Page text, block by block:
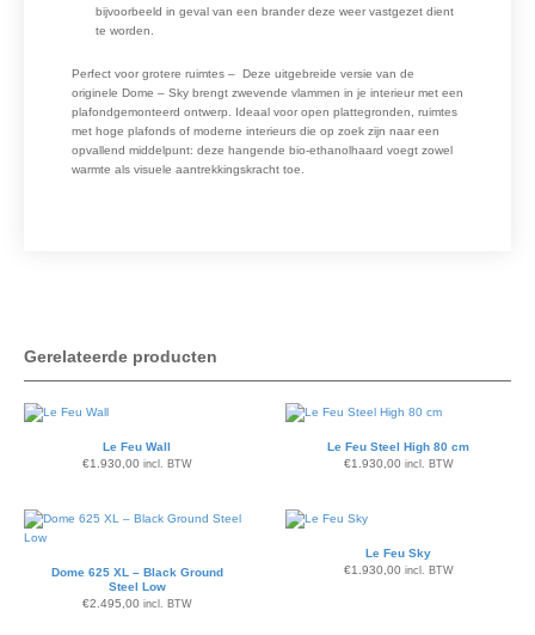
bijvoorbeeld in geval van een brander deze weer vastgezet dient
te worden.
Perfect voor grotere ruimtes – Deze uitgebreide versie van de
originele Dome – Sky brengt zwevende vlammen in je interieur met een
plafondgemonteerd ontwerp. Ideaal voor open plattegronden, ruimtes
met hoge plafonds of moderne interieurs die op zoek zijn naar een
opvallend middelpunt: deze hangende bio-ethanolhaard voegt zowel
warmte als visuele aantrekkingskracht toe.
Gerelateerde producten
Le Feu Wall
€1.930,00 incl. BTW
Le Feu Steel High 80 cm
€1.930,00 incl. BTW
Dome 625 XL – Black Ground
Steel Low
€2.495,00 incl. BTW
Le Feu Sky
€1.930,00 incl. BTW